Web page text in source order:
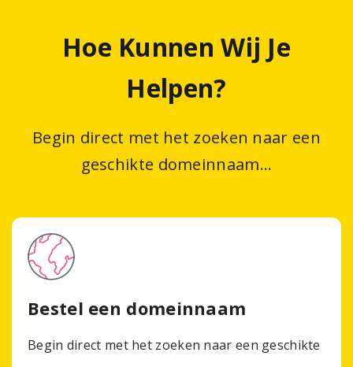
Vind je nieuwe
domeinnaam
Arupa
flexibil|
Arupa
Backup
office 365
Arupa Backup Office 365 memberikan perlindungan data
Hoe Kunnen Wij Je
Helpen?
Begin direct met het zoeken naar een
geschikte domeinnaam...
Bestel een domeinnaam
Begin direct met het zoeken naar een geschikte